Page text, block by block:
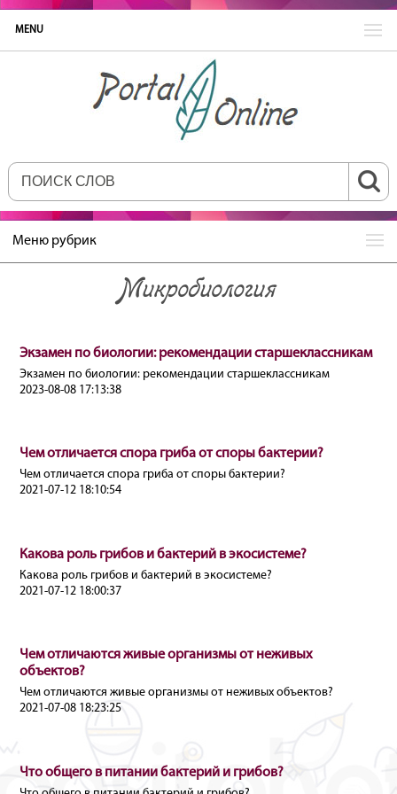
MENU
Меню рубрик
Микробиология
Экзамен по биологии: рекомендации старшеклассникам
Экзамен по биологии: рекомендации старшеклассникам
2023-08-08 17:13:38
Чем отличается спора гриба от споры бактерии?
Чем отличается спора гриба от споры бактерии?
2021-07-12 18:10:54
Какова роль грибов и бактерий в экосистеме?
Какова роль грибов и бактерий в экосистеме?
2021-07-12 18:00:37
Чем отличаются живые организмы от неживых
объектов?
Чем отличаются живые организмы от неживых объектов?
2021-07-08 18:23:25
Что общего в питании бактерий и грибов?